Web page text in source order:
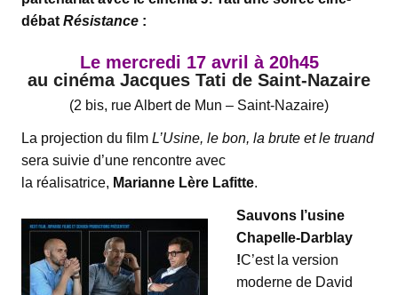
débat Résistance :
Le mercredi 17 avril à 20h45
au cinéma Jacques Tati de Saint-Nazaire
(2 bis, rue Albert de Mun – Saint-Nazaire)
La projection du film L’Usine, le bon, la brute et le truand
sera suivie d’une rencontre avec
la réalisatrice, Marianne Lère Lafitte.
Sauvons l’usine
Chapelle-Darblay
!C’est la version
moderne de David